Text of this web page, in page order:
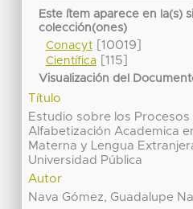
Este ítem aparece en la(s)
colección(ones)
Conacyt[10019]
Científica[115]
Visualización del
Título
Estudio sobre los Procesos
Alfabetización Academica
Materna y Lengua
Universidad Pública
Autor
Nava Gómez, Guadalupe